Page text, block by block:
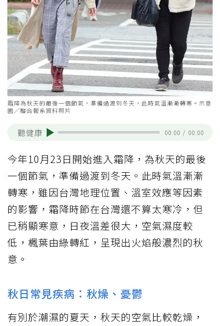
霜降為秋天的最後一個節氣，準備過渡到冬天，此時氣溫漸漸轉寒。示意
圖／聯合報系資料照片
聽健康 00:00 / 00:00
今年10月23日開始進入霜降，為秋天的最後
一個節氣，準備過渡到冬天。此時氣溫漸漸
轉寒，雖因台灣地理位置、溫室效應等因素
的影響，霜降時節在台灣還不算太寒冷，但
已稍顯寒意，日夜溫差很大，空氣濕度較
低，楓葉由綠轉紅，呈現出火焰般濃烈的秋
意。
秋日常見疾病：秋燥、憂鬱
有別於潮濕的夏天，秋天的空氣比較乾燥，